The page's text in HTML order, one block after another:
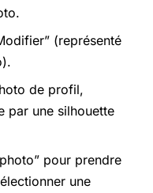
(représenté
de profil,
par une silhouette
pour prendre
une